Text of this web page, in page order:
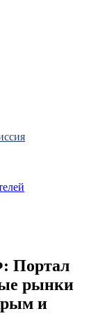
Портал
рынки
и